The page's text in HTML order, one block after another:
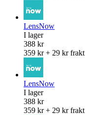
LensNow
I lager
388 kr
359 kr + 29 kr frakt
LensNow
I lager
388 kr
359 kr + 29 kr frakt